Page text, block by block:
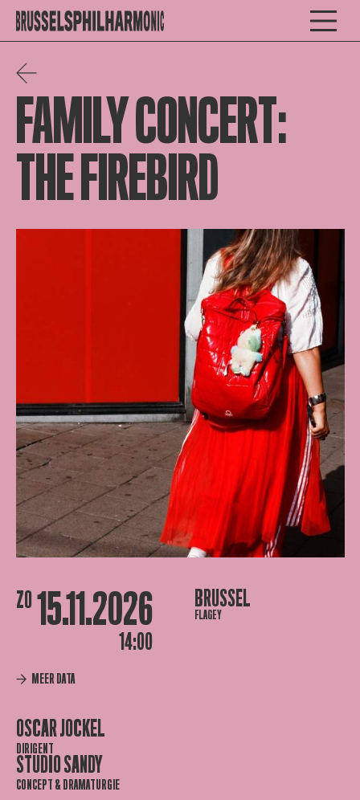
FAMILY CONCERT:
THE FIREBIRD
ZO 15.11.2026
14:00
BRUSSEL
FLAGEY
MEER DATA
OSCAR JOCKEL
DIRIGENT
STUDIO SANDY
CONCEPT & DRAMATURGIE